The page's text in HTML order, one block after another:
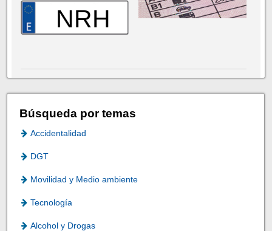
NRH
Búsqueda por temas
Accidentalidad
DGT
Movilidad y Medio ambiente
Tecnología
Alcohol y Drogas